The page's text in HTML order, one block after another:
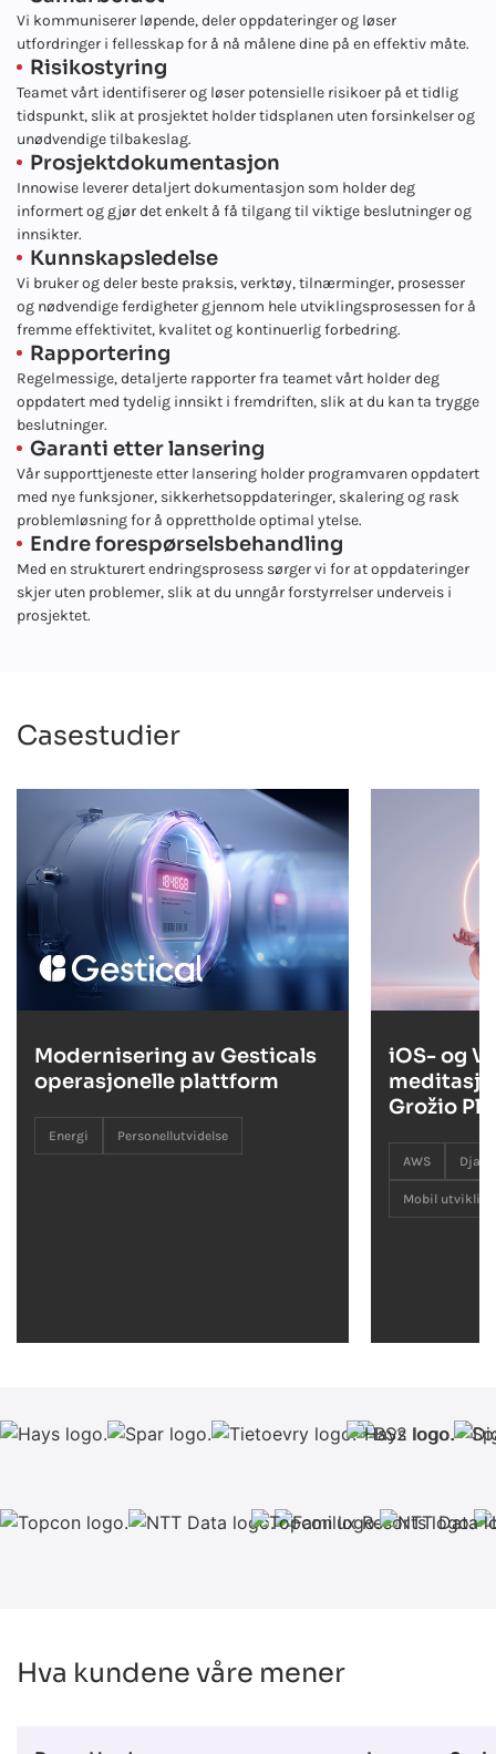
Vi kommuniserer løpende, deler oppdateringer og løser
utfordringer i fellesskap for å nå målene dine på en effektiv måte.
Risikostyring
Teamet vårt identifiserer og løser potensielle risikoer på et tidlig
tidspunkt, slik at prosjektet holder tidsplanen uten forsinkelser og
unødvendige tilbakeslag.
Prosjektdokumentasjon
Innowise leverer detaljert dokumentasjon som holder deg
informert og gjør det enkelt å få tilgang til viktige beslutninger og
innsikter.
Kunnskapsledelse
Vi bruker og deler beste praksis, verktøy, tilnærminger, prosesser
og nødvendige ferdigheter gjennom hele utviklingsprosessen for å
fremme effektivitet, kvalitet og kontinuerlig forbedring.
Rapportering
Regelmessige, detaljerte rapporter fra teamet vårt holder deg
oppdatert med tydelig innsikt i fremdriften, slik at du kan ta trygge
beslutninger.
Garanti etter lansering
Vår supporttjeneste etter lansering holder programvaren oppdatert
med nye funksjoner, sikkerhetsoppdateringer, skalering og rask
problemløsning for å opprettholde optimal ytelse.
Endre forespørselsbehandling
Med en strukturert endringsprosess sørger vi for at oppdateringer
skjer uten problemer, slik at du unngår forstyrrelser underveis i
prosjektet.
Casestudier
Modernisering av Gesticals
operasjonelle plattform
Energi Personellutvidelse
iOS- og
Grožio
AWS
Mobil utvikling
Hva kundene våre mener